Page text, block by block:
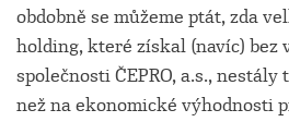
obdobně se můžeme ptát, zda
holding, které získal (navíc) bez
společnosti ČEPRO, a.s.,
než na ekonomické výhodnosti